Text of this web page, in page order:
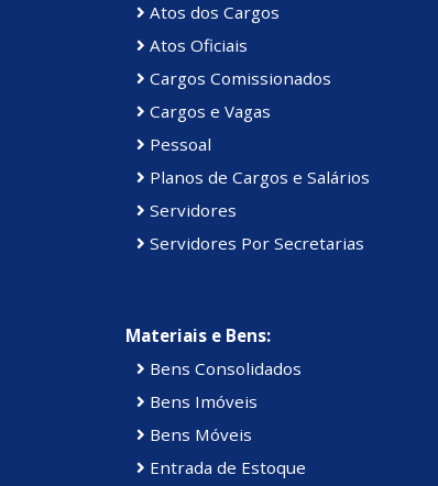
Atos dos Cargos
Atos Oficiais
Cargos Comissionados
Cargos e Vagas
Pessoal
Planos de Cargos e Salários
Servidores
Servidores Por Secretarias
Materiais e Bens:
Bens Consolidados
Bens Imóveis
Bens Móveis
Entrada de Estoque